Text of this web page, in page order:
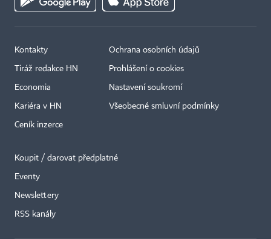
Kontakty
Tiráž redakce HN
Economia
Kariéra v HN
Ceník inzerce
Ochrana osobních údajů
Prohlášení o cookies
Nastavení soukromí
Všeobecné smluvní podmínky
Koupit / darovat předplatné
Eventy
Newslettery
RSS kanály